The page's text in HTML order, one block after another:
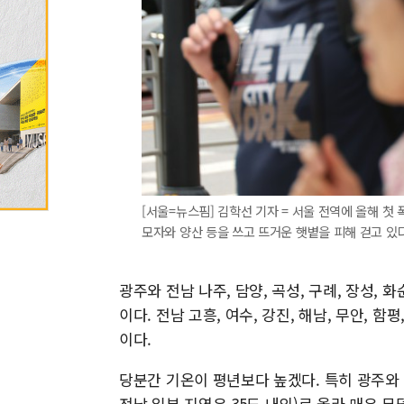
[서울=뉴스핌] 김학선 기자 = 서울 전역에 올해 첫
모자와 양산 등을 쓰고 뜨거운 햇볕을 피해 걷
광주와 전남 나주, 담양, 곡성, 구례, 장성,
이다. 전남 고흥, 여수, 강진, 해남, 무안, 함
이다.
당분간 기온이 평년보다 높겠다. 특히 광주